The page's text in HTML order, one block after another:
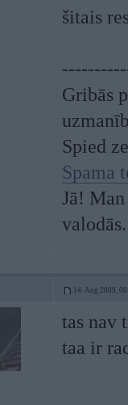
šitais
Gribās
Spied
Spama
Jā!
valodās.
14. Aug 2009,
tas nav
taa ir